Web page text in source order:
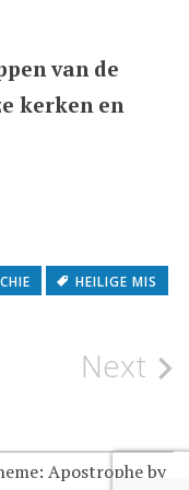
van de
kerken en
HEILIGE MIS
Next
Apostrophe by